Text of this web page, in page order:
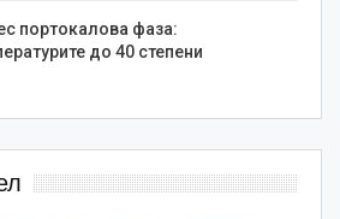
портокалова фаза:
до 40 степени